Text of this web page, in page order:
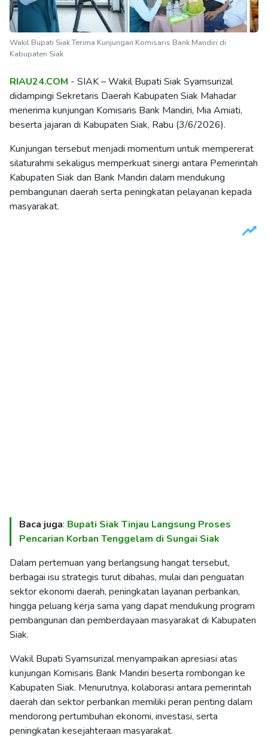
Wakil Bupati Siak Terima Kunjungan Komisaris Bank Mandiri di
Kabupaten Siak
RIAU24.COM - SIAK – Wakil Bupati Siak Syamsurizal
didampingi Sekretaris Daerah Kabupaten Siak Mahadar
menerima kunjungan Komisaris Bank Mandiri, Mia Amiati,
beserta jajaran di Kabupaten Siak, Rabu (3/6/2026).
Kunjungan tersebut menjadi momentum untuk mempererat
silaturahmi sekaligus memperkuat sinergi antara Pemerintah
Kabupaten Siak dan Bank Mandiri dalam mendukung
pembangunan daerah serta peningkatan pelayanan kepada
masyarakat.
Baca juga: Bupati Siak Tinjau Langsung Proses
Pencarian Korban Tenggelam di Sungai Siak
Dalam pertemuan yang berlangsung hangat tersebut,
berbagai isu strategis turut dibahas, mulai dari penguatan
sektor ekonomi daerah, peningkatan layanan perbankan,
hingga peluang kerja sama yang dapat mendukung program
pembangunan dan pemberdayaan masyarakat di Kabupaten
Siak.
Wakil Bupati Syamsurizal menyampaikan apresiasi atas
kunjungan Komisaris Bank Mandiri beserta rombongan ke
Kabupaten Siak. Menurutnya, kolaborasi antara pemerintah
daerah dan sektor perbankan memiliki peran penting dalam
mendorong pertumbuhan ekonomi, investasi, serta
peningkatan kesejahteraan masyarakat.